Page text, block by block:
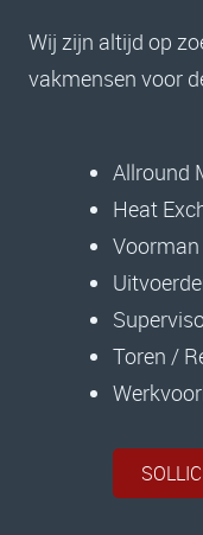
Wij zijn altijd op
vakmensen voor
Allround
Heat
Toren /